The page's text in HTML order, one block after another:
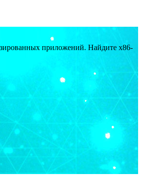
приложений. Найдите x86-